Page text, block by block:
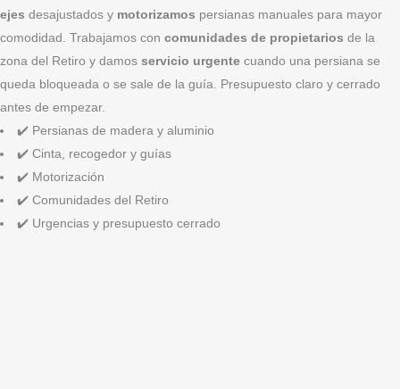
ejes desajustados y motorizamos persianas manuales para mayor
comodidad. Trabajamos con comunidades de propietarios de la
zona del Retiro y damos servicio urgente cuando una persiana se
queda bloqueada o se sale de la guía. Presupuesto claro y cerrado
antes de empezar.
✔️ Persianas de madera y aluminio
✔️ Cinta, recogedor y guías
✔️ Motorización
✔️ Comunidades del Retiro
✔️ Urgencias y presupuesto cerrado